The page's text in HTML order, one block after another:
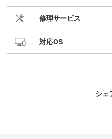
修理サービス
対応OS
シェ